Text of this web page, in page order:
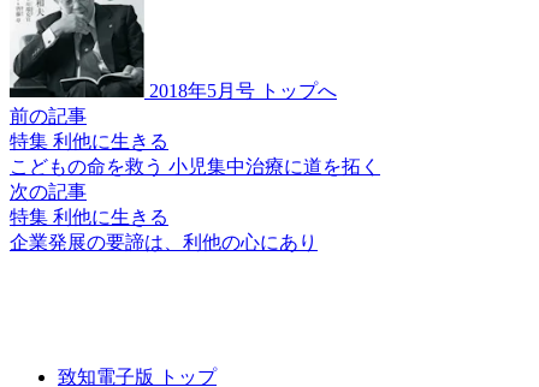
2018年5月号 トップへ
前の記事
特集 利他に生きる
こどもの命を救う 小児集中治療に道を拓く
次の記事
特集 利他に生きる
企業発展の要諦は、 利他の心にあり
致知電子版 トップ